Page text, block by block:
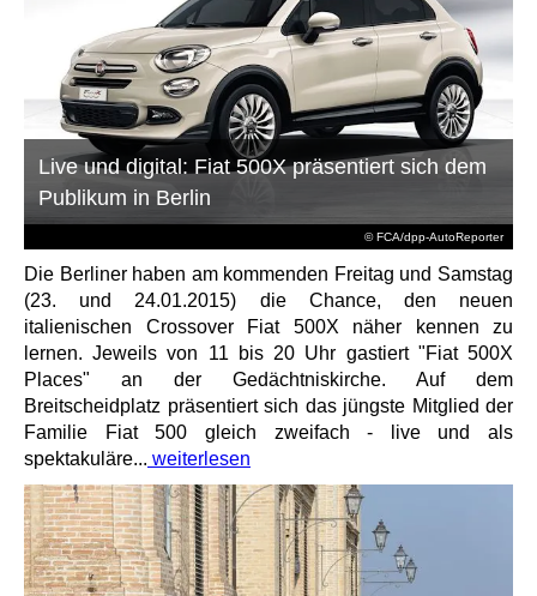
© FCA/dpp-AutoReporter
Live und digital: Fiat 500X präsentiert sich dem
Publikum in Berlin
Die Berliner haben am kommenden Freitag und Samstag
(23. und 24.01.2015) die Chance, den neuen
italienischen Crossover Fiat 500X näher kennen zu
lernen. Jeweils von 11 bis 20 Uhr gastiert "Fiat 500X
Places" an der Gedächtniskirche. Auf dem
Breitscheidplatz präsentiert sich das jüngste Mitglied der
Familie Fiat 500 gleich zweifach - live und als
spektakuläre... weiterlesen